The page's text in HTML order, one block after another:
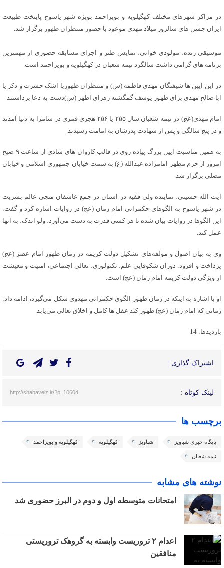
در مراکز شهرهای مختلف کهگیلویه و بویراحمد بویژه شهر یاسوج پایتخت طبیعت
ایران جشن های سالروز میلاد مهدی موعود با حضور منتظران ظهور برگزار شد.
موسیقی زنده، مولودی ‏خوانی، نمایش طنز و اجرای مسابقه حضوری از مهمترین
برنامه های گرامی داشت سالگرد نیمه شعبان در کهگیلویه و بویراحمد است.
در این آیین ها شیفتگان مهدی فاطمه (س) و منتظران ظهوربا اشک حسرت و ذکر یا
ابا صالح مهدی برای ظهور یوسف گمگشته زهرای اطهر (س)دست به دعا برداشتند
امام مهدی(عج) در نیمه شعبان سال ۲۵۵ یا ۲۵۶ هجری قمری در سامرا به دنیا آمدند
و در پنج سالگی و پس از شهادت پدرشان به امامت رسیدند.
به همین مناسبت آیین بزرگ پیاده‌ روی در قالب کاروان‌ های شادی از ساعت ۹ صبح
امروز از حرم مطهر امامزاده عبدالله (ع) به سمت خیابان جمهوری اسلامی و خیابان
مصلی برگزار شد.
آیت الله حسینی، نماینده ولی فقیه در استان در جمع عاشقان منجی عالم بشریت
در شهر یاسوج به الگوهای حکمرانی امام زمان (عج) در روایات اشاره کرد و گفت:
این الگوها در روایات بیان شده تا هر کسی قدرت به دست می‌آورد، ولو اندک، به آنها
عمل کند.
وی به بیان اصول و مولفه‌های تشکیل دولت کریمه در زمان ظهور امام عصر (عج)
پرداخت و افزود: دوران شکوفایی علم، تکنولوژی، تعالی اجتماعی، امنیت و معیشت
از ویژگی دولت کریمه امام زمان (عج) است.
او با اشاره به اینکه در زمان ظهور الگوی حکمرانی مهدوی شکل می‌گیرد، ادامه داد:
زمانی که امام زمان (عج) ظهور کند عقل‌ ها کامل و اخلاق تعالی می‌یابد.
بازدیدها: 14
اشتراک گذاری :
لینک کوتاه : http://shabaveiz.ir/?p=10604
برچسب ها
پایگاه خبری شباویز شباویز کهگیلویه کهگیلویه و بویراحمد
نیمه شعبان
نوشته های مشابه
امتحانات متوسطه اول و دوم در البرز حضوری شد
اعدام ۲ تروریست وابسته به گروهک تروریستی
منافقین